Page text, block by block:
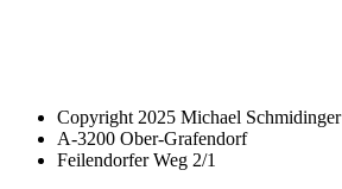
Copyright 2025 Michael Schmidinger
A-3200 Ober-Grafendorf
Feilendorfer Weg 2/1